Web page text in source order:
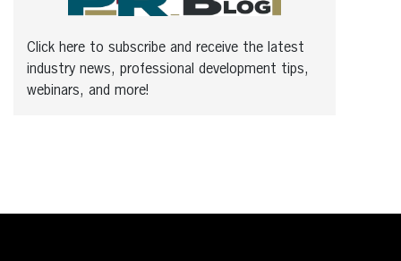
Click here to subscribe and receive the latest
industry news, professional development tips,
webinars, and more!